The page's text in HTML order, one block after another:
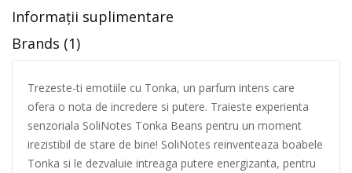
Informații suplimentare
Brands (1)
Trezeste-ti emotiile cu Tonka, un parfum intens care
ofera o nota de incredere si putere. Traieste experienta
senzoriala SoliNotes Tonka Beans pentru un moment
irezistibil de stare de bine! SoliNotes reinventeaza boabele
Tonka si le dezvaluie intreaga putere energizanta, pentru